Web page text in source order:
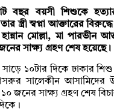
বছর বয়সী শিশুকে
স্ত্রী স্বপ্না আক্তারের
মোল্লা, মা পারভীন
সাক্ষ্য গ্রহণ শেষ হয়েছে।
১০টার দিকে ঢাকার
সালেকীন আসামিদের
জনের সাক্ষ্য গ্রহণ শেষ